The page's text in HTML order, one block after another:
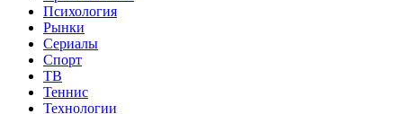
Психология
Рынки
Сериалы
Спорт
ТВ
Теннис
Технологии